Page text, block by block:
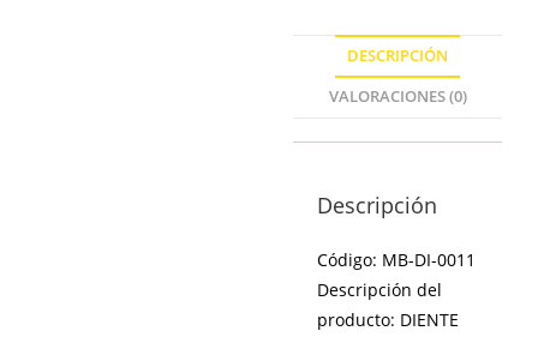
DESCRIPCIÓN
VALORACIONES (0)
Descripción
Código: MB-DI-0011
Descripción del
producto: DIENTE